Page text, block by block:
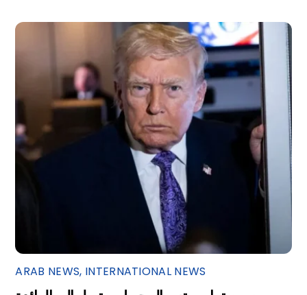
ARAB NEWS, INTERNATIONAL NEWS